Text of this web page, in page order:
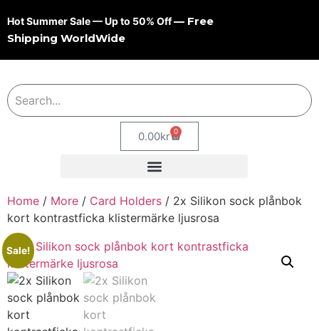
Hot Summer Sale — Up to 50% Off— Free
Shipping WorldWide
0.00kr 0
Home / More / Card Holders / 2x Silikon sock plånbok
kort kontrastficka klistermärke ljusrosa
Sale!